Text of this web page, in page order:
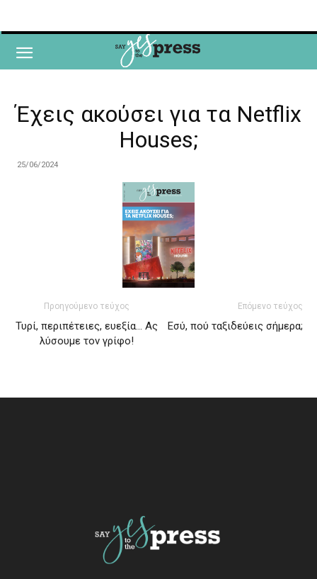
Έχεις ακούσει για τα Netflix
Houses;
25/06/2024
Προηγούμενο τεύχος
Τυρί, περιπέτειες, ευεξία… Ας
λύσουμε τον γρίφο!
Επόμενο τεύχος
Εσύ, πού ταξιδεύεις σήμερα;